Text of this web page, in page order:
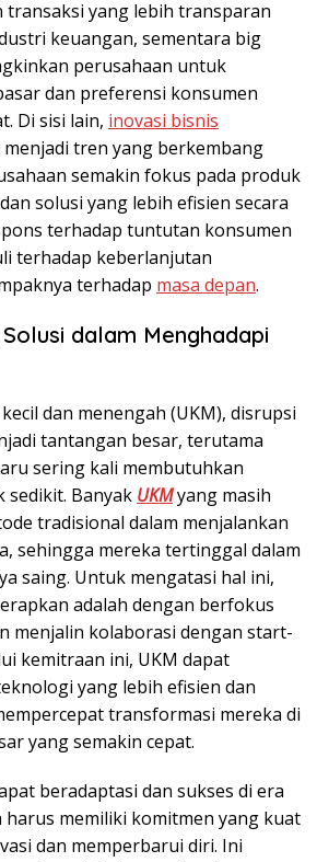
transaksi yang lebih transparan
keuangan, sementara big
perusahaan untuk
dan preferensi konsumen
Di sisi lain, inovasi bisnis
menjadi tren yang berkembang
semakin fokus pada produk
solusi yang lebih efisien secara
terhadap tuntutan konsumen
terhadap keberlanjutan
terhadap masa depan.
dalam Menghadapi
dan menengah (UKM), disrupsi
tantangan besar, terutama
sering kali membutuhkan
sedikit. Banyak UKMyang masih
tradisional dalam menjalankan
sehingga mereka tertinggal dalam
saing. Untuk mengatasi hal ini,
adalah dengan berfokus
menjalin kolaborasi dengan start-
kemitraan ini, UKM dapat
yang lebih efisien dan
transformasi mereka di
yang semakin cepat.
beradaptasi dan sukses di era
memiliki komitmen yang kuat
dan memperbarui diri. Ini